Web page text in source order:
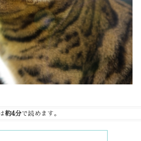
約4分で読めます。